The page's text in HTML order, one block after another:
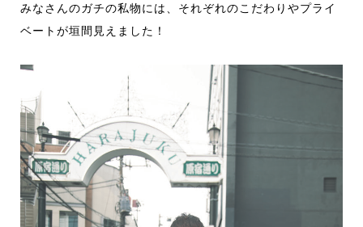
みなさんのガチの私物には、それぞれのこだわりやプライ
ベートが垣間見えました！